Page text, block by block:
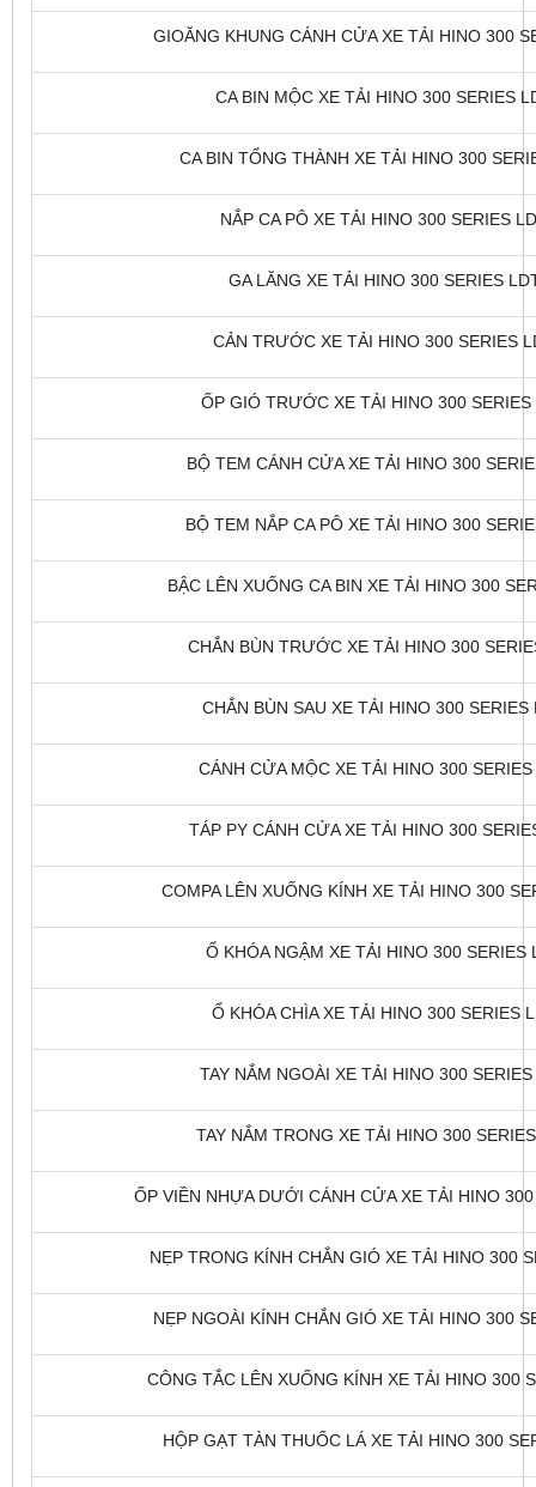
GIOĂNG KHUNG CÁNH CỬA XE TẢI HINO 300
CA BIN MỘC XE TẢI HINO 300 SERIES
CA BIN TỔNG THÀNH XE TẢI HINO 300
NẮP CA PÔ XE TẢI HINO 300 SERIES
GA LĂNG XE TẢI HINO 300 SERIES
CẢN TRƯỚC XE TẢI HINO 300 SERIES
ỐP GIÓ TRƯỚC XE TẢI HINO 300
BỘ TEM CÁNH CỬA XE TẢI HINO 300
BỘ TEM NẮP CA PÔ XE TẢI HINO 300
BẬC LÊN XUỐNG CA BIN XE TẢI HINO 300
CHẮN BÙN TRƯỚC XE TẢI HINO 300
CHẮN BÙN SAU XE TẢI HINO 300
CÁNH CỬA MỘC XE TẢI HINO 300
TÁP PY CÁNH CỬA XE TẢI HINO 300
COMPA LÊN XUỐNG KÍNH XE TẢI HINO 300
Ổ KHÓA NGẬM XE TẢI HINO 300
Ổ KHÓA CHÌA XE TẢI HINO 300 SERIES
TAY NẮM NGOÀI XE TẢI HINO 300
TAY NẮM TRONG XE TẢI HINO 300
ỐP VIỀN NHỰA DƯỚI CÁNH CỬA XE TẢI HINO
NẸP TRONG KÍNH CHẮN GIÓ XE TẢI HINO 300
NẸP NGOÀI KÍNH CHẮN GIÓ XE TẢI HINO 300
CÔNG TẮC LÊN XUỐNG KÍNH XE TẢI HINO 300
HỘP GẠT TÀN THUỐC LÁ XE TẢI HINO 300